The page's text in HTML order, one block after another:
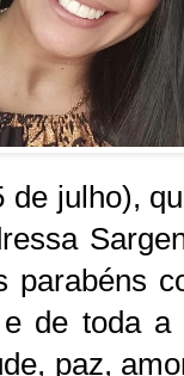
de julho),
parabéns
de toda
paz,